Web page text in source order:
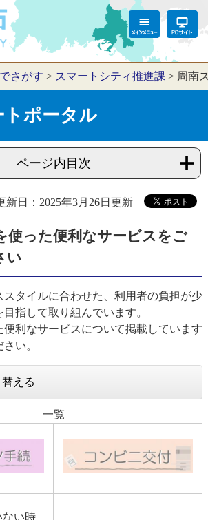
さがす > スマートシティ推進課 > 周南
トポータル
ページ内目次
新日：2025年3月26日更新
使った便利なサービスをご
い
スタイルに合わせた、利用者の負担が少
指して取り組んでいます。
便利なサービスについて掲載しています
い。
える
一覧
ない時